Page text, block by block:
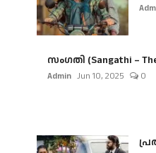
സംഗതി (Sangathi –
Admin Jun 10, 2025 0